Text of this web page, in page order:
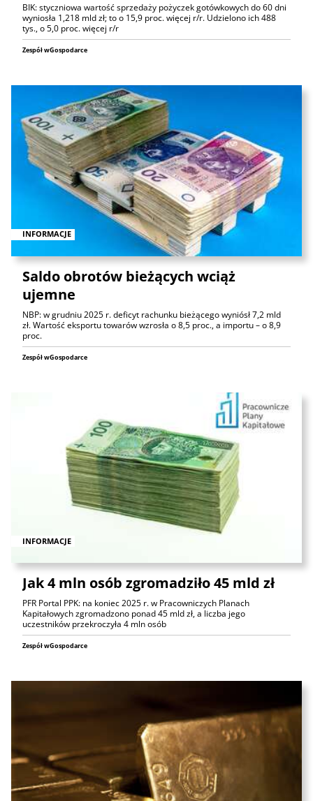
BIK: styczniowa wartość sprzedaży pożyczek gotówkowych do 60 dni
wyniosła 1,218 mld zł; to o 15,9 proc. więcej r/r. Udzielono ich 488
tys., o 5,0 proc. więcej r/r
Zespół wGospodarce
INFORMACJE
Saldo obrotów bieżących wciąż
ujemne
NBP: w grudniu 2025 r. deficyt rachunku bieżącego wyniósł 7,2 mld
zł. Wartość eksportu towarów wzrosła o 8,5 proc., a importu – o 8,9
proc.
Zespół wGospodarce
INFORMACJE
Jak 4 mln osób zgromadziło 45 mld zł
PFR Portal PPK: na koniec 2025 r. w Pracowniczych Planach
Kapitałowych zgromadzono ponad 45 mld zł, a liczba jego
uczestników przekroczyła 4 mln osób
Zespół wGospodarce